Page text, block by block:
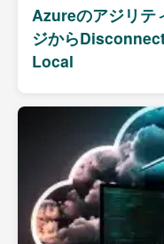
Azureのアジリテ
ジから
Local